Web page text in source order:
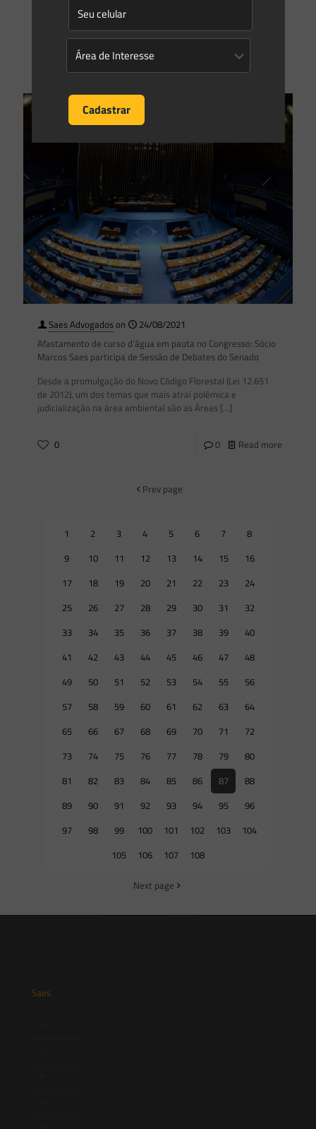
de 2012), um dos temas que mais atrai polêmica e
judicialização na área ambiental são as Áreas
Read more
Saes Advogadoson
24/08/2021
Afastamento de curso d’água em pauta no Congresso: Sócio
Marcos Saes participa de Sessão de Debates do Senado
Desde a promulgação do Novo Código Florestal (Lei 12.651
de 2012), um dos temas que mais atrai polêmica e
judicialização na área ambiental são as Áreas […]
0 0 Read more
Prev page
1 2 3 4 5 6 7
8
9
10 11 12 13 14 15
16
17
18 19 20 21 22 23
24
25
26 27 28 29 30 31
32
33
34 35 36 37 38 39
40
41
42 43 44 45 46 47
48
49
50 51 52 53 54 55
56
57
58 59 60 61 62 63
64
65
66 67 68 69 70 71
72
73
74 75 76 77 78 79
80
81
82 83 84 85 86 87
88
89
90 91 92 93 94 95
96
97
98 99 100 101 102 103
104
105
106 107 108
Next page
Saes